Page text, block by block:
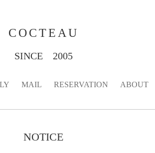
COCTEAU
SINCE 2005
MAIL RESERVATION ABOUT
NOTICE